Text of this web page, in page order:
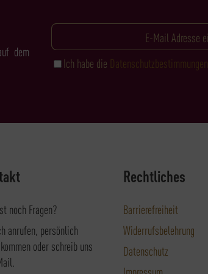
dem
Ich habe die Datenschutzbestimmungen
noch Fragen?
anrufen, persönlich
oder schreib uns
Rechtliches
Barrierefreiheit
Widerrufsbelehrung
Datenschutz